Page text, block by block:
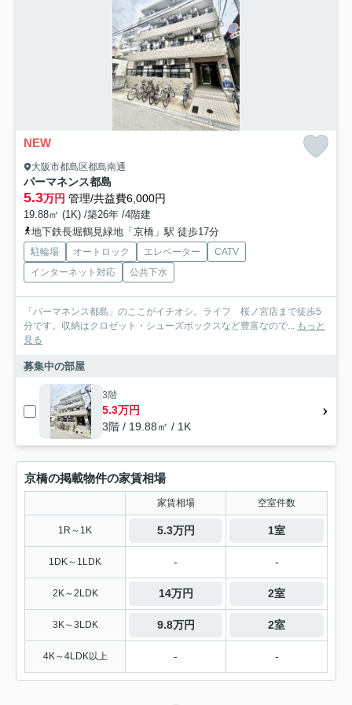
NEW
大阪市都島区都島南通
パーマネンス都島
5.3万円 管理/共益費6,000円
19.88㎡ (1K) /築26年 /4階建
地下鉄長堀鶴見緑地「京橋」駅 徒歩17分
駐輪場 オートロック エレベーター
CATV
インターネット対応
公共下水
「パーマネンス都島」のここがイチオシ。ライフ 桜ノ宮店まで徒歩5
分です。収納はクロゼット・シューズボックスなど豊富なので... もっと
見る
募集中の部屋
3階
5.3万円
3階 / 19.88㎡ / 1K
京橋の掲載物件の家賃相場
家賃相場 空室件数
1R～1K 5.3万円 1室
1DK～1LDK - -
2K～2LDK 14万円 2室
3K～3LDK 9.8万円 2室
4K～4LDK以上 - -